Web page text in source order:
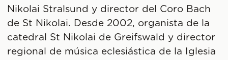
Nikolai Stralsund y director del Coro Bach
de St Nikolai. Desde 2002, organista de la
catedral St Nikolai de Greifswald y director
regional de música eclesiástica de la Iglesia